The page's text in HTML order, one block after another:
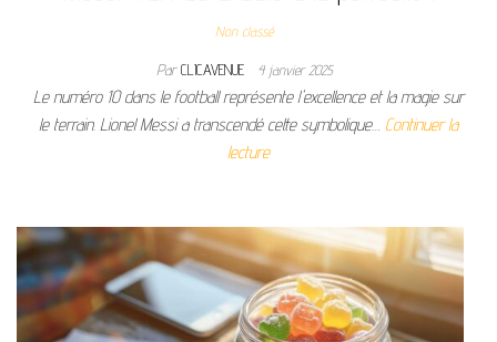
Non classé
ParCLICAVENUE 4 janvier 2025
Le numéro 10 dans le football représente l'excellence et la magie sur
le terrain. Lionel Messi a transcendé cette symbolique… Continuer la
lecture